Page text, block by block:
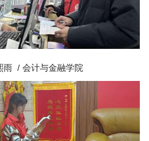
雨 / 会计与金融学院